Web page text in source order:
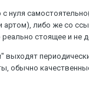
нуля
артом), либо же со
стоящее и не
выходят
обычно